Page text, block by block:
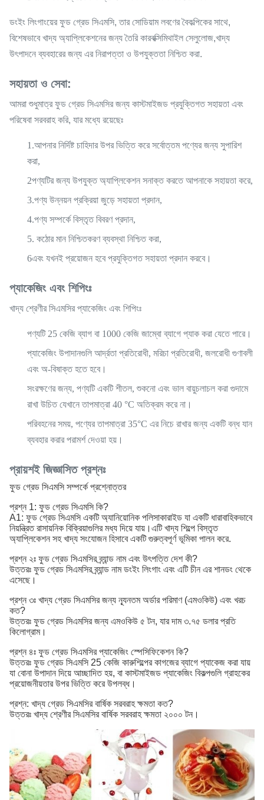
ডংইং লিংগাংয়ের ফুড গ্রেড সিএমসি, তার সোডিয়াম লবণের বৈকল্পিকের সাথে,
বিশেষভাবে খাদ্য অ্যাপ্লিকেশনের জন্য তৈরি কারবক্সিমিথাইল সেলুলোজ,খাদ্য
উৎপাদনে ব্যবহারের জন্য এর নিরাপত্তা ও উপযুক্ততা নিশ্চিত করা.
সহায়তা ও সেবা:
আমরা শুধুমাত্র ফুড গ্রেড সিএমসির জন্য কাস্টমাইজড প্রযুক্তিগত সহায়তা এবং
পরিষেবা সরবরাহ করি, যার মধ্যে রয়েছেঃ
1.আপনার নির্দিষ্ট চাহিদার উপর ভিত্তি করে সর্বোত্তম পণ্যের জন্য সুপারিশ
করা,
2পণ্যটির জন্য উপযুক্ত অ্যাপ্লিকেশন সনাক্ত করতে আপনাকে সহায়তা করে,
3.পণ্য উন্নয়ন প্রক্রিয়া জুড়ে সহায়তা প্রদান,
4.পণ্য সম্পর্কে বিস্তৃত বিবরণ প্রদান,
5. কঠোর মান নিশ্চিতকরণ ব্যবস্থা নিশ্চিত করা,
6এবং যখনই প্রয়োজন হবে প্রযুক্তিগত সহায়তা প্রদান করবে।
প্যাকেজিং এবং শিপিংঃ
খাদ্য শ্রেণীর সিএমসির প্যাকেজিং এবং শিপিংঃ
পণ্যটি 25 কেজি ব্যাগ বা 1000 কেজি জাম্বো ব্যাগে প্যাক করা যেতে পারে।
প্যাকেজিং উপাদানগুলি আর্দ্রতা প্রতিরোধী, মরিচা প্রতিরোধী, জলরোধী গুণাবলী
এবং অ-বিষাক্ত হতে হবে।
সংরক্ষণের জন্য, পণ্যটি একটি শীতল, শুকনো এবং ভাল বায়ুচলাচল করা গুদামে
রাখা উচিত যেখানে তাপমাত্রা 40 °C অতিক্রম করে না।
পরিবহনের সময়, পণ্যের তাপমাত্রা 35°C এর নিচে রাখার জন্য একটি বন্ধ যান
ব্যবহার করার পরামর্শ দেওয়া হয়।
প্রায়শই জিজ্ঞাসিত প্রশ্নঃ
ফুড গ্রেড সিএমসি সম্পর্কে প্রশ্নোত্তর
প্রশ্ন 1: ফুড গ্রেড সিএমসি কি?
A1: ফুড গ্রেড সিএমসি একটি অ্যানিয়োনিক পলিসাকারাইড যা একটি ধারাবাহিকভাবে
নিয়ন্ত্রিত রাসায়নিক বিক্রিয়াগুলির মধ্য দিয়ে যায়।এটি খাদ্য শিল্পে বিস্তৃত
অ্যাপ্লিকেশন সহ খাদ্য সংযোজন হিসাবে একটি গুরুত্বপূর্ণ ভূমিকা পালন করে.
প্রশ্ন ২ঃ ফুড গ্রেড সিএমসির ব্র্যান্ড নাম এবং উৎপত্তি দেশ কী?
উত্তরঃ ফুড গ্রেড সিএমসির ব্র্যান্ড নাম ডংইং লিংগাং এবং এটি চীন এর শানডং থেকে
এসেছে।
প্রশ্ন ৩ঃ খাদ্য গ্রেড সিএমসির জন্য ন্যূনতম অর্ডার পরিমাণ (এমওকিউ) এবং খরচ
কত?
উত্তরঃ ফুড গ্রেড সিএমসির জন্য এমওকিউ ৫ টন, যার দাম ৩.৭৫ ডলার প্রতি
কিলোগ্রাম।
প্রশ্ন ৪ঃ ফুড গ্রেড সিএমসির প্যাকেজিং স্পেসিফিকেশন কি?
উত্তরঃ ফুড গ্রেড সিএমসি 25 কেজি কারুশিল্পের কাগজের ব্যাগে প্যাকেজ করা যায়
যা বোনা উপাদান দিয়ে আচ্ছাদিত হয়, বা কাস্টমাইজড প্যাকেজিং বিকল্পগুলি গ্রাহকের
প্রয়োজনীয়তার উপর ভিত্তি করে উপলব্ধ।
প্রশ্ন: খাদ্য গ্রেড সিএমসির বার্ষিক সরবরাহ ক্ষমতা কত?
উত্তরঃ খাদ্য শ্রেণীর সিএমসির বার্ষিক সরবরাহ ক্ষমতা ২০০০ টন।